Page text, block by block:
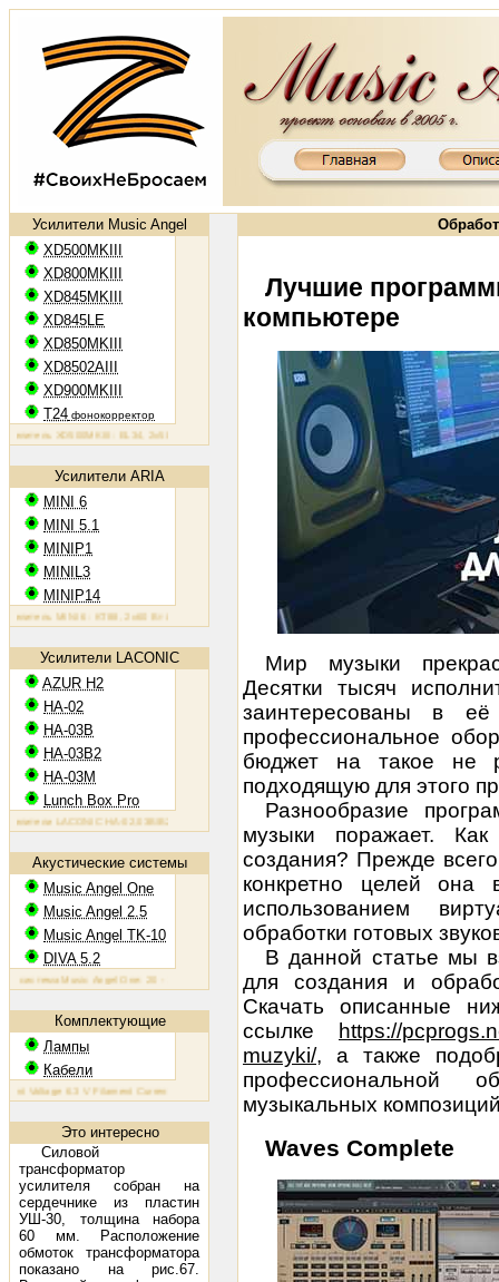
Усилители Music Angel
XD500MKIII
XD800MKIII
XD845MKIII
XD845LE
XD850MKIII
XD8502AIII
XD900MKIII
T24 фонокорректор
XD500MKIII: EL34, 2х50 ВтЛамповый усилитель XD800MKIII: KT88, 2х65 Вт Ламповый
Усилители ARIA
MINI 6
MINI 5.1
MINIP1
MINIL3
MINIP14
MINI 6: KT88, 2х60 ВтЛамповый усилитель MINIP1: 6AQ5, 2х10 Вт Ламповый усилитель
Усилители LACONIC
AZUR H2
HA-02
HA-03B
HA-03B2
HA-03M
Lunch Box Pro
LACONIC HA-02,03B/B2/M: 6N6P, 2х1,2 Вт на 300 Ом
Акустические системы
Music Angel One
Music Angel 2.5
Music Angel TK-10
DIVA 5.2
Music Angel One: 20 - 100 Вт, 38 Гц - 30 кГц, 86 Дб/Вт/мАкустическая система Music Angel 2.5:
Комплектующие
Лампы
Кабели
6.3 V Filament Current 1.6 A Plate Voltage (max) 800 V Plate Current (max) 230 mA Plate
Это интересно
Силовой
трансформатор
усилителя собран на
сердечнике из пластин
УШ-30, толщина набора
60 мм. Расположение
обмоток трансформатора
показано на рис.67.
Лучшие
компьютере
Мир музыки
Десятки тысяч
заинтересованы в
профессиональное
бюджет на такое не
подходящую для этого
Разнообразие
музыки поражает.
создания? Прежде
конкретно целей она
использованием
обработки готовых
В данной статье мы
для создания и
Скачать описанные
ссылке
https://
muzyki/, а также
профессиональной
музыкальных
Waves Complete